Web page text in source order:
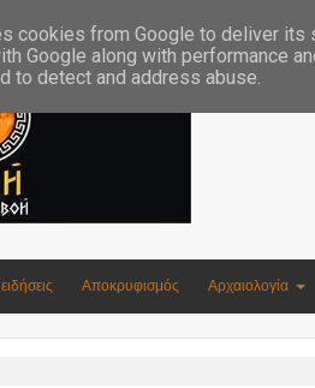
Αποκρυφισμός Αρχαιολογία
cookies from Google to deliver its
Google along with performance
to detect and address abuse.